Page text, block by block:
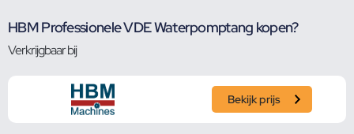
HBM Professionele VDE Waterpomptang kopen?
Verkrijgbaar bij
Bekijk prijs